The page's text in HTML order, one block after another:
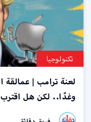
تكنولوجيا
لعنة ترامب | عمالقة
وغدًا.. لكن هل